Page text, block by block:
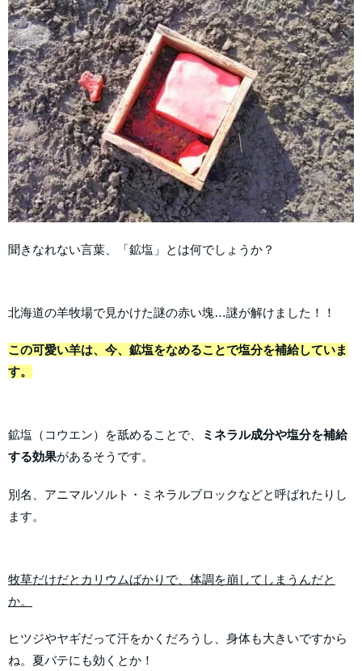
聞きなれない言葉、「鉱塩」とは何でしょうか？
北海道の羊牧場で見かけた謎の赤い塊…謎が解けました！！
この可愛い羊は、今、鉱塩をなめることで塩分を補給していま
す。
鉱塩（コウエン）を舐めることで、
ミネラル成分や塩分を補給
する効果があるそうです。
別名、アニマルソルト・ミネラルブロックなどと呼ばれたりし
ます。
牧草だけだとカリウムばかりで、体調を崩してしまうんだと
か。
ヒツジやヤギだって汗をかくだろうし、身体も大きいですから
ね。夏バテにも効くとか！